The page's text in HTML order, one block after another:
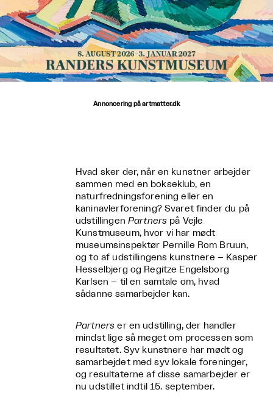
Annoncering på artmatter.dk
Hvad sker der, når en kunstner arbejder
sammen med en bokseklub, en
naturfredningsforening eller en
kaninavlerforening? Svaret finder du på
udstillingen Partners på Vejle
Kunstmuseum, hvor vi har mødt
museumsinspektør Pernille Rom Bruun,
og to af udstillingens kunstnere – Kasper
Hesselbjerg og Regitze Engelsborg
Karlsen – til en samtale om, hvad
sådanne samarbejder kan.
Partners er en udstilling, der handler
mindst lige så meget om processen som
resultatet. Syv kunstnere har mødt og
samarbejdet med syv lokale foreninger,
og resultaterne af disse samarbejder er
nu udstillet indtil 15. september.